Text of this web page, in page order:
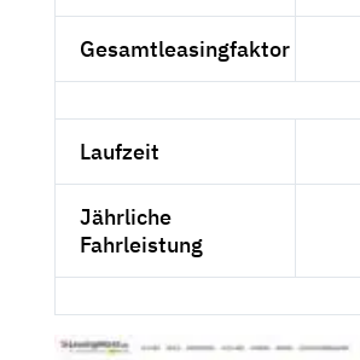
Gesamtleasingfaktor
Laufzeit
Jährliche
Fahrleistung